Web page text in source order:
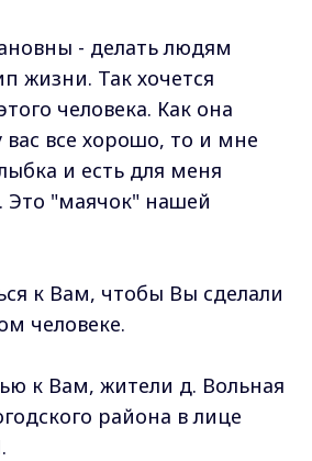
- делать людям
жизни. Так хочется
человека. Как она
вас все хорошо, то и мне
и есть для меня
Это "маячок" нашей
к Вам, чтобы Вы сделали
человеке.
к Вам, жители д. Вольная
района в лице